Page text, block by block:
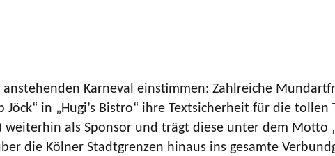
anstehenden Karneval einstimmen: Zahlreiche
in „Hugi’s Bistro“ ihre Textsicherheit für die tollen
weiterhin als Sponsor und trägt diese unter dem Motto
die Kölner Stadtgrenzen hinaus ins gesamte